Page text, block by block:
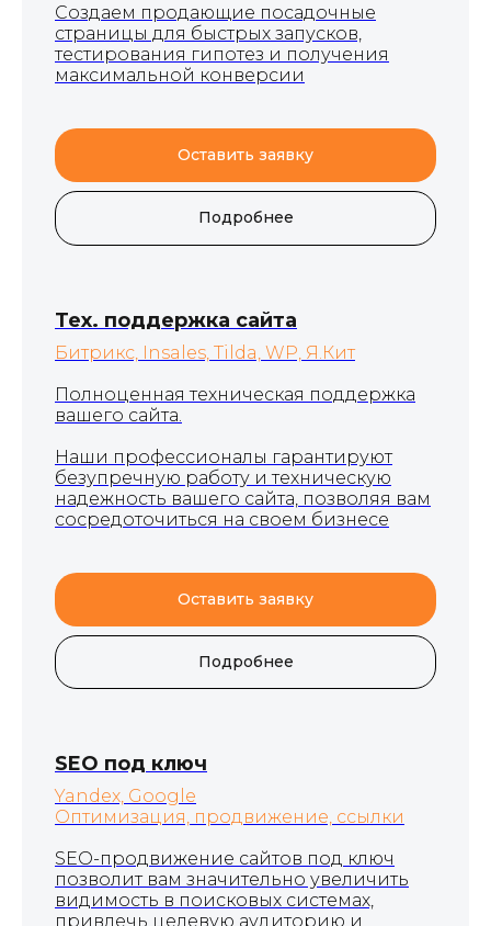
Создаем продающие посадочные
страницы для быстрых запусков,
тестирования гипотез и получения
максимальной конверсии
Оставить заявку
Подробнее
Тех. поддержка сайта
Битрикс, Insales, Tilda, WP, Я.Кит
Полноценная техническая поддержка
вашего сайта.
Наши профессионалы гарантируют
безупречную работу и техническую
надежность вашего сайта, позволяя вам
сосредоточиться на своем бизнесе
Оставить заявку
Подробнее
SEO под ключ
Yandex, Google
Оптимизация, продвижение, ссылки
SEO-продвижение сайтов под ключ
позволит вам значительно увеличить
видимость в поисковых системах,
привлечь целевую аудиторию и